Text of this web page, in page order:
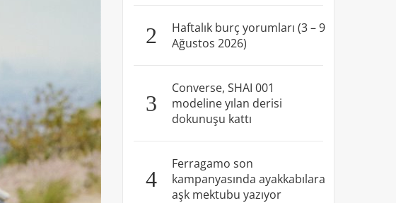
2
Haftalık burç yorumları (3 – 9
Ağustos 2026)
3
Converse, SHAI 001
modeline yılan derisi
dokunuşu kattı
4
Ferragamo son
kampanyasında ayakkabılara
aşk mektubu yazıyor